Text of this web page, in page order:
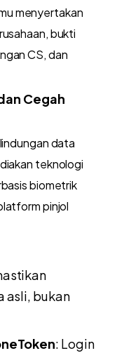
menyertakan
bukti
CS, dan
Cegah
data
teknologi
biometrik
pinjol
asli, bukan
: Login